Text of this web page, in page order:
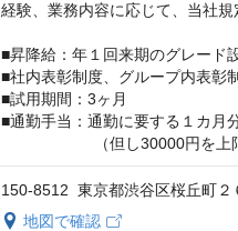
経験、業務内容に応じて、当社規
■昇降給：年１回来期のグレード
■社内表彰制度、グループ内表彰
■試用期間：3ヶ月
■通勤手当：通勤に要する１カ月
（但し30000円を上限
150-8512 東京都渋谷区桜丘町２
地図で確認